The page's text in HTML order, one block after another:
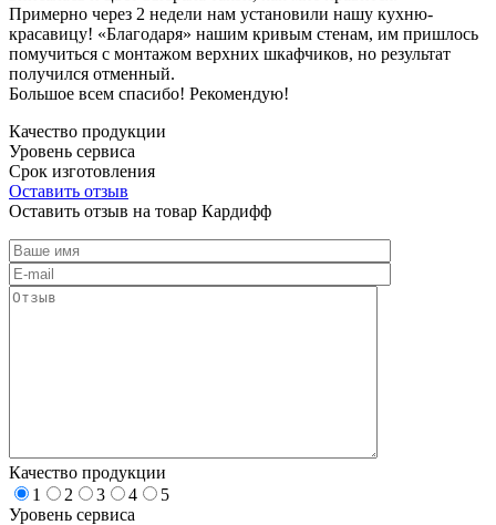
Примерно через 2 недели нам установили нашу кухню-
красавицу! «Благодаря» нашим кривым стенам, им пришлось
помучиться с монтажом верхних шкафчиков, но результат
получился отменный.
Большое всем спасибо! Рекомендую!
Качество продукции
Уровень сервиса
Срок изготовления
Оставить отзыв
Оставить отзыв на товар Кардифф
Качество продукции
1
2 3 4
5
Уровень сервиса